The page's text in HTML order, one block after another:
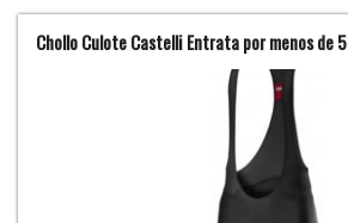
Chollo Culote Castelli Entrata por menos de